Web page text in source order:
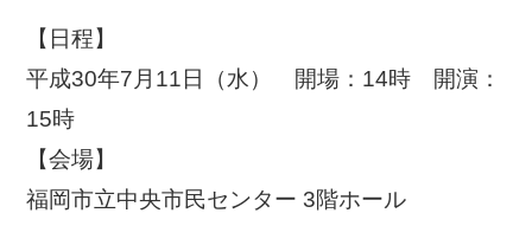
【日程】
平成30年7月11日（水）
開場：14時 開演：
15時
【会場】
福岡市立中央市民センター 3階ホール